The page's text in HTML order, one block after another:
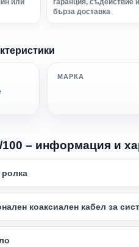
или
гаранция, съдействие и
бърза доставка
МАРКА
100 – информация и
ролка
коаксиален кабел за